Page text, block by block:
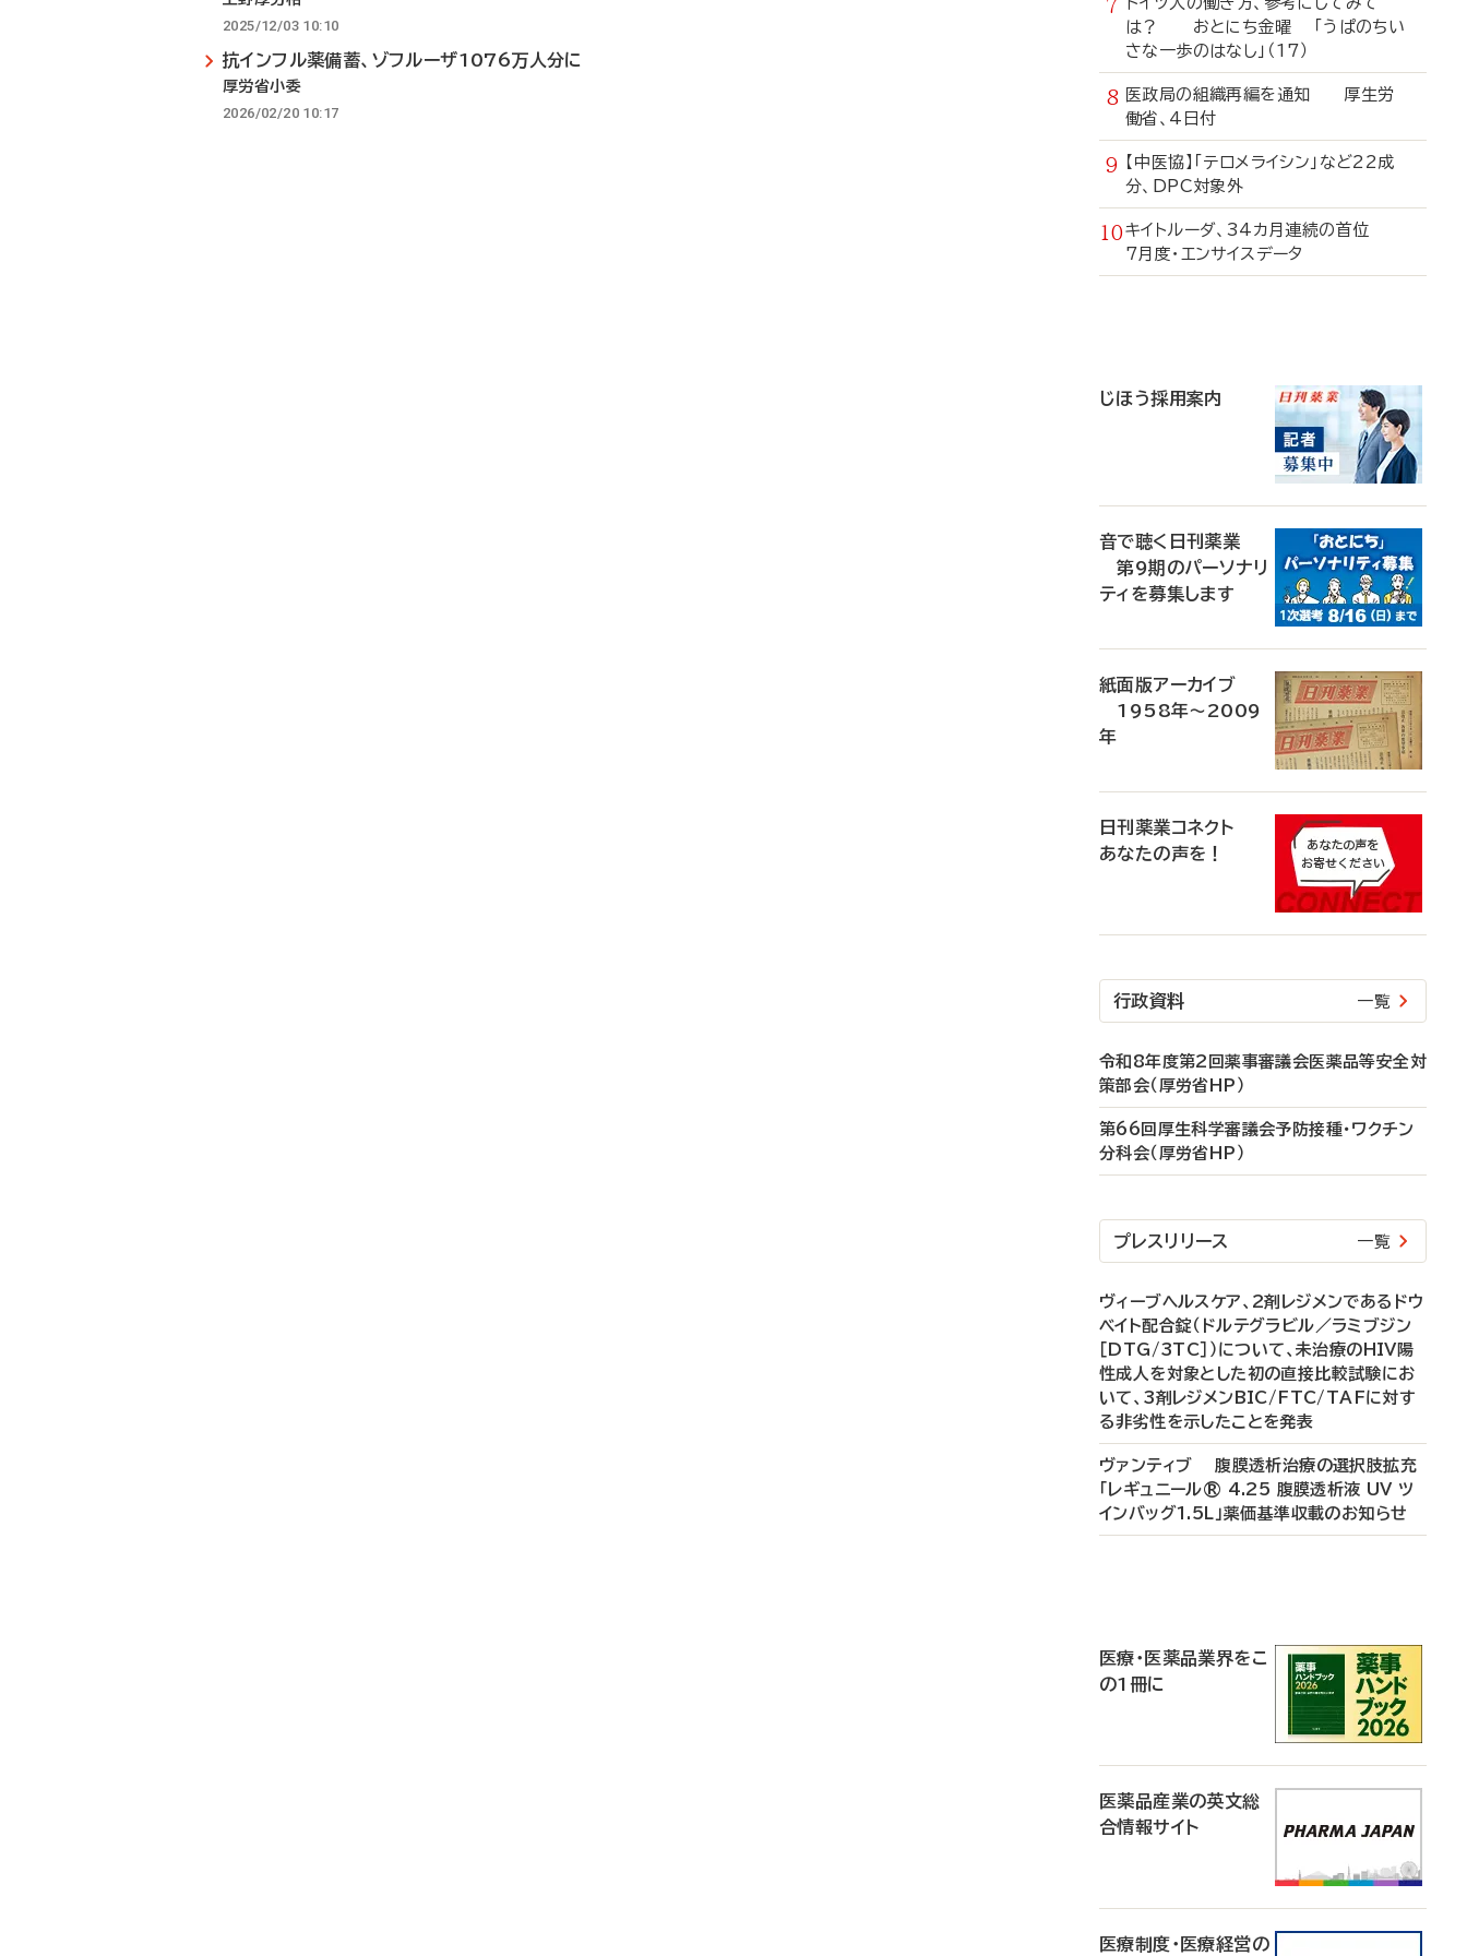
2025/12/03 10:10
抗インフル薬備蓄、ゾフルーザ1076万人分に
厚労省小委
2026/02/20 10:17
は？ おとにち金曜 「うぱのちい
さな一歩のはなし」（17）
医政局の組織再編を通知 厚生労
働省、4日付
【中医協】「テロメライシン」など22成
分、DPC対象外
キイトルーダ、34カ月連続の首位
7月度・エンサイスデータ
じほう採用案内
音で聴く日刊薬業
第9期のパーソナリ
ティを募集します
紙面版アーカイブ
1958年～2009
年
日刊薬業コネクト
あなたの声を！
行政資料 一覧
令和8年度第2回薬事審議会医薬品等安全対
策部会（厚労省HP）
第66回厚生科学審議会予防接種・ワクチン
分科会（厚労省HP）
プレスリリース 一覧
ヴィーブヘルスケア、2剤レジメンであるドウ
ベイト配合錠（ドルテグラビル／ラミブジン
［DTG/3TC］）について、未治療のHIV陽
性成人を対象とした初の直接比較試験にお
いて、3剤レジメンBIC/FTC/TAFに対す
る非劣性を示したことを発表
ヴァンティブ 腹膜透析治療の選択肢拡充
「レギュニール® 4.25 腹膜透析液 UV ツ
インバッグ1.5L」薬価基準収載のお知らせ
医療・医薬品業界をこ
の1冊に
医薬品産業の英文総
合情報サイト
医療制度・医療経営の